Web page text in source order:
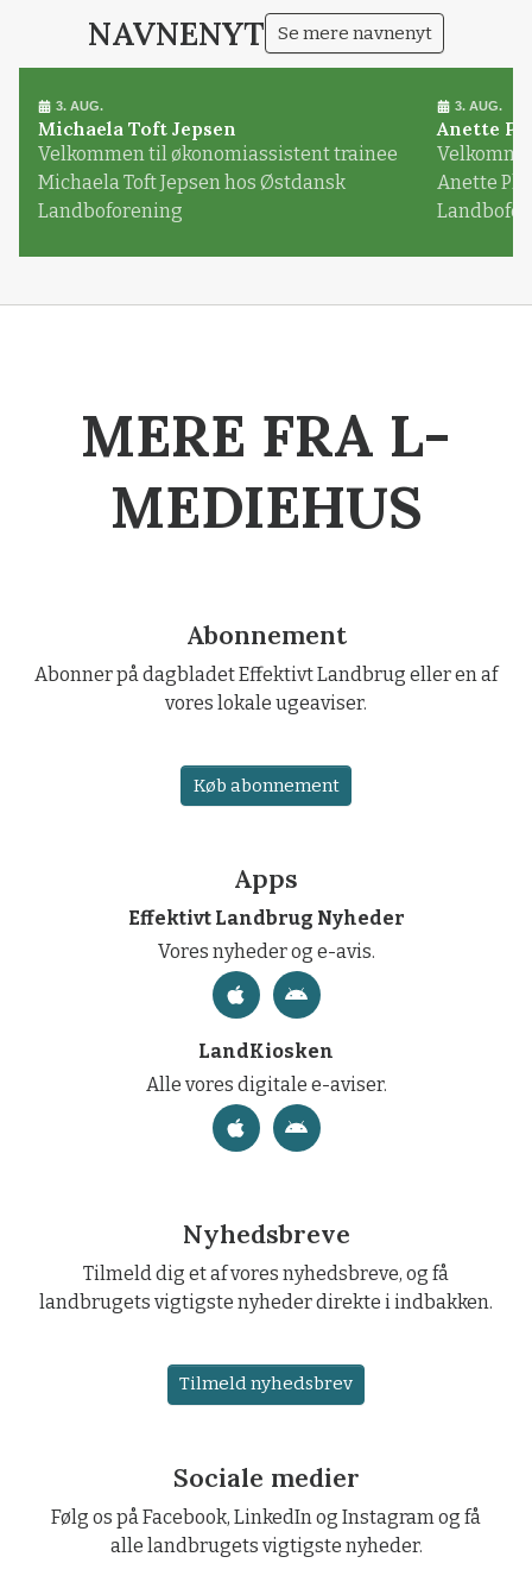
NAVNENYT Se mere navnenyt
3. AUG.
Michaela Toft Jepsen
Velkommen til økonomiassistent trainee
Michaela Toft Jepsen hos Østdansk
Landboforening
3. AUG.
Anette
Anette
MERE FRA L-
MEDIEHUS
Abonnement
Abonner på dagbladet Effektivt Landbrug eller en af
vores lokale ugeaviser.
Køb abonnement
Apps
Effektivt Landbrug Nyheder
Vores nyheder og e-avis.
LandKiosken
Alle vores digitale e-aviser.
Nyhedsbreve
Tilmeld dig et af vores nyhedsbreve, og få
landbrugets vigtigste nyheder direkte i indbakken.
Tilmeld nyhedsbrev
Sociale medier
Følg os på Facebook, LinkedIn og Instagram og få
alle landbrugets vigtigste nyheder.